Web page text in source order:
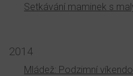
Setkávání maminek s
2014
Mládež: Podzimní